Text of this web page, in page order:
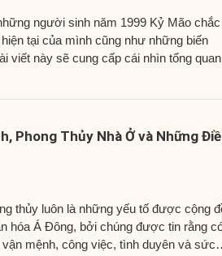
người sinh năm 1999 Kỷ Mão
tại của mình cũng như những biến
viết này sẽ cung cấp cái nhìn tổng
Phong Thủy Nhà Ở và Những
thủy luôn là những yếu tố được cộng
hóa Á Đông, bởi chúng được tin rằng
mệnh, công việc, tình duyên và sức